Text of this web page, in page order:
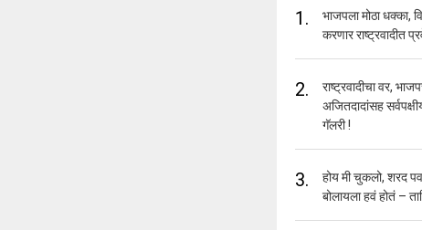
1.
भाजपला मोठा धक्का,
करणार राष्ट्रवादीत
2.
राष्ट्रवादीचा वर,
अजितदादांसह
गॅलरी !
3.
होय मी चुकलो, शरद
बोलायला हवं होतं –